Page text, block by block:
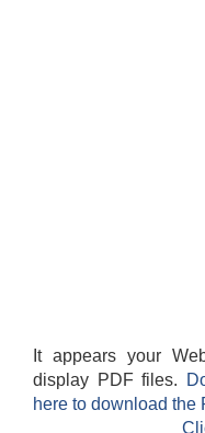
It appears your
display PDF files.
here to download the